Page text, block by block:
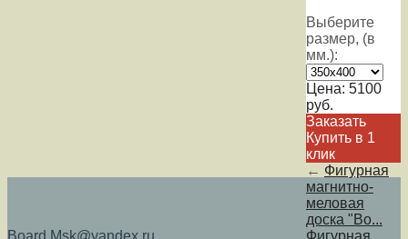
Выберите
размер, (в
мм.):
Цена: 5100
руб.
Заказать
Купить в 1
клик
← Фигурная
магнитно-
меловая
доска "Во...
Фигурная
Board.Msk@yandex.ru